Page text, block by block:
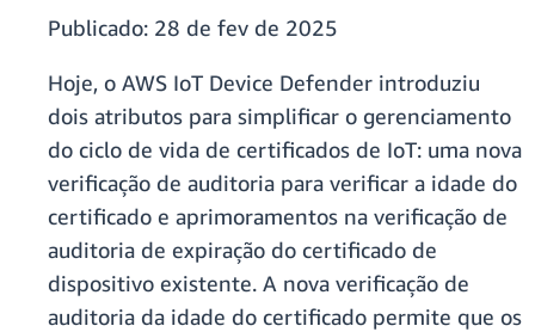
Publicado: 28 de fev de 2025
Hoje, o AWS IoT Device Defender introduziu
dois atributos para simplificar o gerenciamento
do ciclo de vida de certificados de IoT: uma nova
verificação de auditoria para verificar a idade do
certificado e aprimoramentos na verificação de
auditoria de expiração do certificado de
dispositivo existente. A nova verificação de
auditoria da idade do certificado permite que os